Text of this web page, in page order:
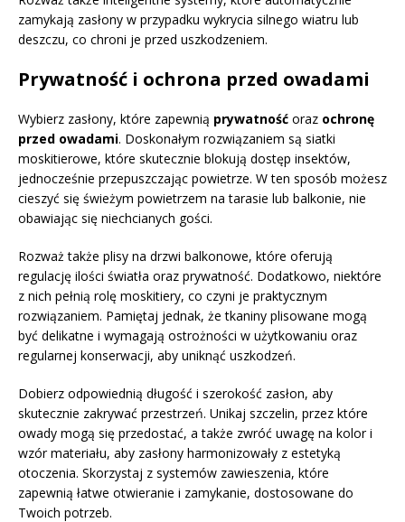
zamykają zasłony w przypadku wykrycia silnego wiatru lub
deszczu, co chroni je przed uszkodzeniem.
Prywatność i ochrona przed owadami
Wybierz zasłony, które zapewnią prywatność oraz ochronę
przed owadami. Doskonałym rozwiązaniem są siatki
moskitierowe, które skutecznie blokują dostęp insektów,
jednocześnie przepuszczając powietrze. W ten sposób możesz
cieszyć się świeżym powietrzem na tarasie lub balkonie, nie
obawiając się niechcianych gości.
Rozważ także plisy na drzwi balkonowe, które oferują
regulację ilości światła oraz prywatność. Dodatkowo, niektóre
z nich pełnią rolę moskitiery, co czyni je praktycznym
rozwiązaniem. Pamiętaj jednak, że tkaniny plisowane mogą
być delikatne i wymagają ostrożności w użytkowaniu oraz
regularnej konserwacji, aby uniknąć uszkodzeń.
Dobierz odpowiednią długość i szerokość zasłon, aby
skutecznie zakrywać przestrzeń. Unikaj szczelin, przez które
owady mogą się przedostać, a także zwróć uwagę na kolor i
wzór materiału, aby zasłony harmonizowały z estetyką
otoczenia. Skorzystaj z systemów zawieszenia, które
zapewnią łatwe otwieranie i zamykanie, dostosowane do
Twoich potrzeb.